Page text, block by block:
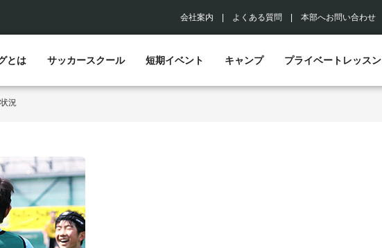
会社案内 よくある質問 本部へお問い合わせ
とは サッカースクール 短期イベント キャンプ プライベートレッスン
況